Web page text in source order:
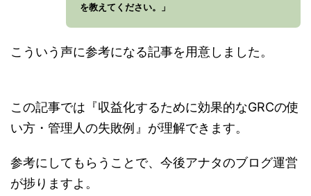
を教えてください。」
こういう声に参考になる記事を用意しました。
この記事では『収益化するために効果的なGRCの使
い方・管理人の失敗例』が理解できます。
参考にしてもらうことで、今後アナタのブログ運営
が捗りますよ。